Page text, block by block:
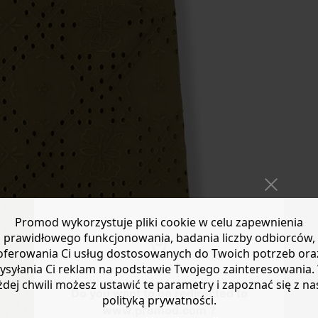
Do you want to be redirected to
www.promod.com ?
Promod wykorzystuje pliki cookie w celu zapewnienia
prawidłowego funkcjonowania, badania liczby odbiorców,
Ci usług dostosowanych do Twoich potrzeb
Ci reklam na podstawie Twojego zainteresowania.
chwili możesz ustawić te parametry i zapoznać się z
polityką prywatności.